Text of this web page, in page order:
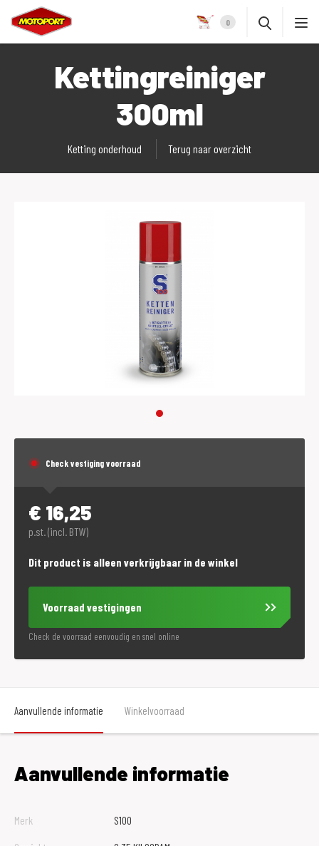
0
Kettingreiniger
300ml
Ketting onderhoud Terug naar overzicht
Check vestiging voorraad
€ 16,25
p.st. (incl. BTW)
Dit product is alleen verkrijgbaar in de winkel
Voorraad vestigingen
Check de voorraad eenvoudig en snel online
Aanvullende informatie Winkelvoorraad
Aanvullende informatie
Merk
S100